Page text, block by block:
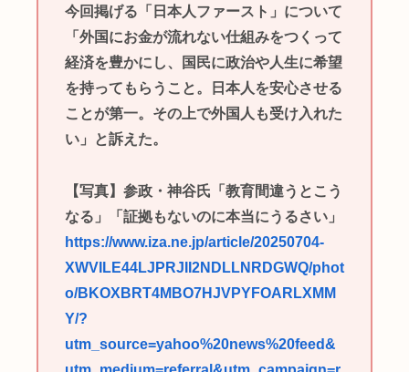
今回掲げる「日本人ファースト」について
「外国にお金が流れない仕組みをつくって
経済を豊かにし、国民に政治や人生に希望
を持ってもらうこと。日本人を安心させる
ことが第一。その上で外国人も受け入れた
い」と訴えた。
【写真】参政・神谷氏「教育間違うとこう
なる」「証拠もないのに本当にうるさい」
https://www.iza.ne.jp/article/20250704-
XWVILE44LJPRJII2NDLLNRDGWQ/phot
o/BKOXBRT4MBO7HJVPYFOARLXMM
Y/?
utm_source=yahoo%20news%20feed&